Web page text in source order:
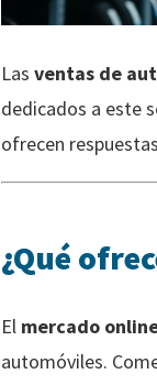
Las ventas de
dedicados a este
ofrecen
¿Qué
El mercado
automóviles.